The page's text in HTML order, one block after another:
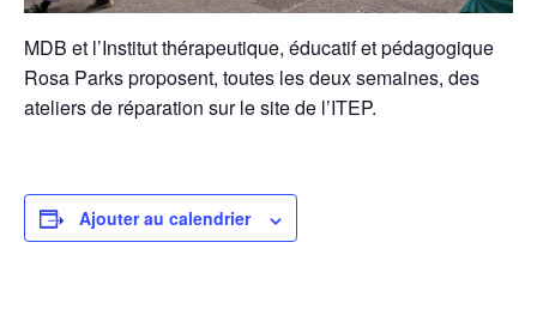
MDB et l’Institut thérapeutique, éducatif et pédagogique
Rosa Parks proposent, toutes les deux semaines, des
ateliers de réparation sur le site de l’ITEP.
Ajouter au calendrier